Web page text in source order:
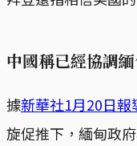
中國稱已經協調
據新華社1月20日報
旋促推下，緬甸政